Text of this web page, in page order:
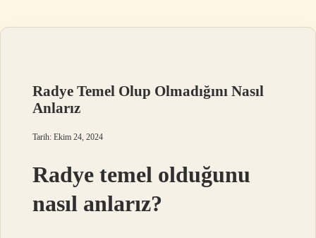
Radye Temel Olup Olmadığını Nasıl
Anlarız
Tarih: Ekim 24, 2024
Radye temel olduğunu
nasıl anlarız?